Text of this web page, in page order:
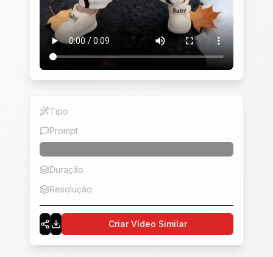
Tipo
Prompt
Duração
Resolução
Criar Vídeo Similar